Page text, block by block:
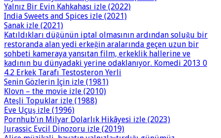
Yalnız Bir Evin Kahkahası izle (2022)
India Sweets and Spices izle (2021)
Sanak izle (2021)
Katıldıkları düğünün iptal olmasının ardından soluğu bir
restoranda alan yedi erkeğin aralarında geçen uzun bir
sohbeti kameraya yansıtan film, erkeklik hallerine ve
kadının bu dünyadaki yerine odaklanıyor. Komedi 2013 0
4.2 Erkek Tarafı Testosteron Yerli
Senin Gözlerin İçin izle (1981)
Klovn – the movie izle (2010)
Ateşli Topuklar izle (1988)
Eve Uçuş izle (1996)
Pornhub’ın Milyar Dolarlık Hikâyesi izle (2023)
Jurassic Evcil Dinozoru izle (2019)